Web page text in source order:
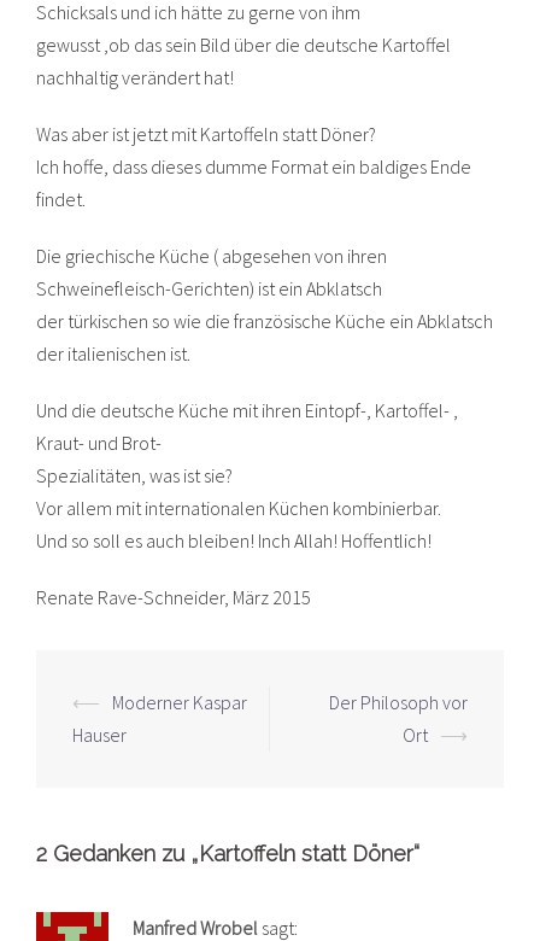
Schicksals und ich hätte zu gerne von ihm
gewusst ,ob das sein Bild über die deutsche Kartoffel
nachhaltig verändert hat!
Was aber ist jetzt mit Kartoffeln statt Döner?
Ich hoffe, dass dieses dumme Format ein baldiges Ende
findet.
Die griechische Küche ( abgesehen von ihren
Schweinefleisch-Gerichten) ist ein Abklatsch
der türkischen so wie die französische Küche ein Abklatsch
der italienischen ist.
Und die deutsche Küche mit ihren Eintopf-, Kartoffel- ,
Kraut- und Brot-
Spezialitäten, was ist sie?
Vor allem mit internationalen Küchen kombinierbar.
Und so soll es auch bleiben! Inch Allah! Hoffentlich!
Renate Rave-Schneider, März 2015
Beitrags-
Navigation
⟵ Moderner Kaspar
Hauser
Der Philosoph vor
Ort ⟶
2 Gedanken zu „Kartoffeln statt Döner“
Manfred Wrobel sagt: